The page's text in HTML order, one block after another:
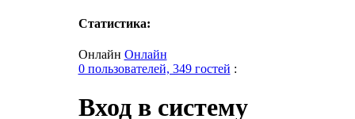
Статистика:
Онлайн Онлайн
0 пользователей, 349 гостей :
Вход в систему